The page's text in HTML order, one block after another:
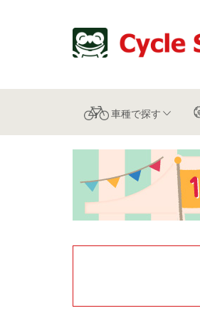
車種で探す